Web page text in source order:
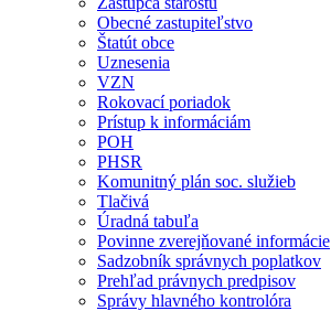
Obecné zastupiteľstvo
Štatút obce
Uznesenia
VZN
Rokovací poriadok
Prístup k informáciám
POH
PHSR
Komunitný plán soc. služieb
Tlačivá
Úradná tabuľa
Povinne zverejňované informácie
Sadzobník správnych poplatkov
Prehľad právnych predpisov
Správy hlavného kontrolóra